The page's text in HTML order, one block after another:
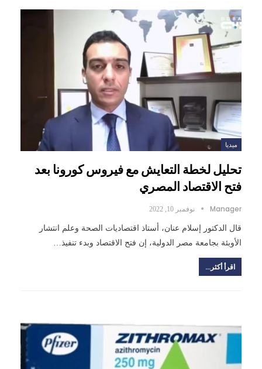
ميديا
تحليل لخطة التعايش مع فيروس كورونا بعد
فتح الاقتصاد المصري
Manager نوفمبر 10, 2022
قال الدكتور إسلام عنان، أستاذ اقتصاديات الصحة وعلم انتشار
الأوبئة بجامعة مصر الدولية، إن فتح الاقتصاد وبدء تنفيذ…
اقرأ أكثر...